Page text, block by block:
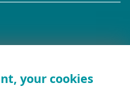
your cookies